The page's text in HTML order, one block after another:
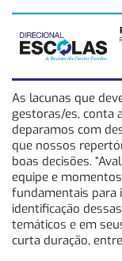
As lacunas que
gestoras/es, conta
deparamos com
que nossos
boas decisões.
equipe e
fundamentais para
identificação
temáticos e em
curta duração,